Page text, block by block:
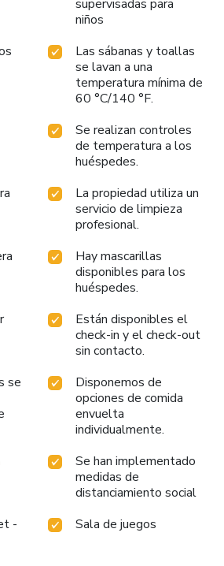
varieties featuring halal choices,
Village Resort .At the resort, enjoy
by the poolside bar,
cocktail. License Number(s):
supervisadas para
niños
Las sábanas y toallas
se lavan a una
temperatura mínima de
60 °C/140 °F.
Se realizan controles
de temperatura a los
huéspedes.
La propiedad utiliza un
servicio de limpieza
profesional.
Hay mascarillas
disponibles para los
huéspedes.
Están disponibles el
check-in y el check-out
sin contacto.
se
Disponemos de
opciones de comida
envuelta
individualmente.
Se han implementado
medidas de
distanciamiento social
-
Sala de juegos